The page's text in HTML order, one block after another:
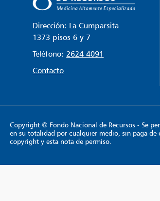
Dirección: La Cumparsita
1373 pisos 6 y 7
Teléfono: 2624 4091
Contacto
Copyright © Fondo Nacional de Recursos - Se
en su totalidad por cualquier medio, sin paga de
copyright y esta nota de permiso.